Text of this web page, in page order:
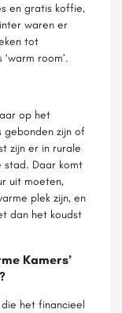
en gratis koffie,
waren er
tot
room’.
op het
gebonden zijn of
zijn er in rurale
stad. Daar komt
uit moeten,
plek zijn, en
dan het koudst
Kamers’
het financieel